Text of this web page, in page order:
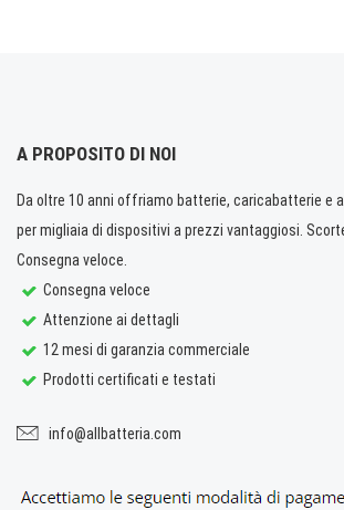
A PROPOSITO DI NOI
Da oltre 10 anni offriamo batterie, caricabatterie e
per migliaia di dispositivi a prezzi vantaggiosi.
Consegna veloce.
Consegna veloce
Attenzione ai dettagli
12 mesi di garanzia commerciale
Prodotti certificati e testati
info@allbatteria.com